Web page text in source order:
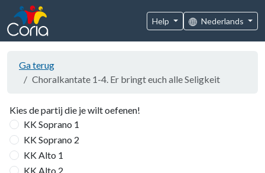
Help Nederlands
Ga terug
Choralkantate 1-4. Er bringt euch alle Seligkeit
Kies de partij die je wilt oefenen!
KK Soprano 1
KK Soprano 2
KK Alto 1
KK Alto 2